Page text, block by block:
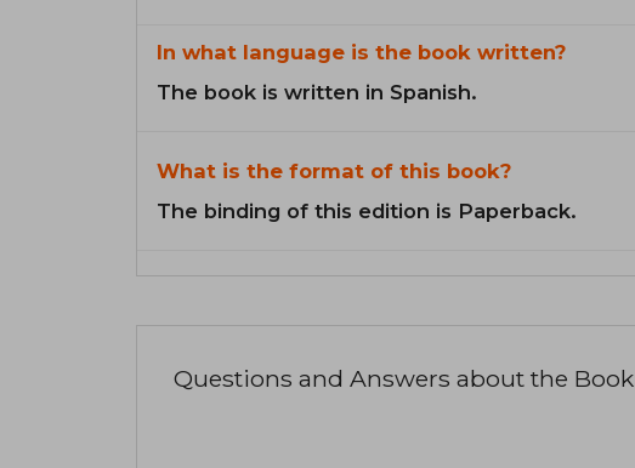
In what language is the book written?
The book is written in Spanish.
What is the format of this book?
The binding of this edition is Paperback.
Questions and Answers about the Book